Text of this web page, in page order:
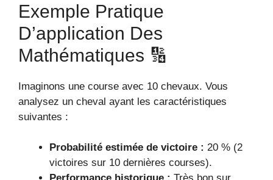
Exemple Pratique
D’application Des
Mathématiques 🔢
Imaginons une course avec 10 chevaux. Vous
analysez un cheval ayant les caractéristiques
suivantes :
Probabilité estimée de victoire : 20 % (2
victoires sur 10 dernières courses).